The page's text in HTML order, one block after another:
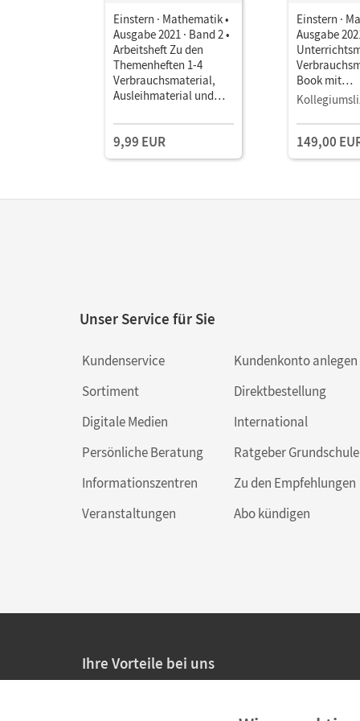
Einstern · Mathematik •
Ausgabe 2021 · Band 2 •
Arbeitsheft Zu den
Themenheften 1-4
Verbrauchsmaterial,
Ausleihmaterial und
9,99 EUR
Einstern ·
Ausgabe
Book mit
und
149,00
Unser Service für Sie
Kundenservice
Sortiment
Digitale Medien
Persönliche Beratung
Informationszentren
Veranstaltungen
Kundenkonto anlegen
Direktbestellung
International
Ratgeber Grundschule
Zu den Empfehlungen
Abo kündigen
Ihre Vorteile bei uns